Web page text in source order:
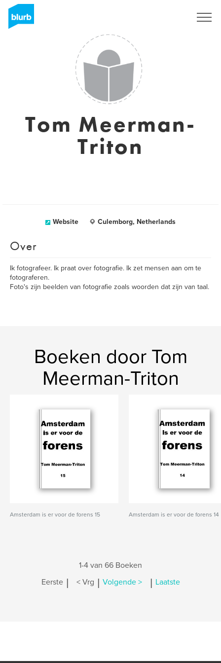
Tom Meerman-
Triton
Website Culemborg, Netherlands
Over
Ik fotografeer. Ik praat over fotografie. Ik zet mensen aan om te
fotograferen.
Foto's zijn beelden van fotografie zoals woorden dat zijn van taal.
Boeken door Tom
Meerman-Triton
Amsterdam is er voor de forens 15 Amsterdam is er voor de forens 14
1-4 van 66 Boeken
Eerste | < Vrg | Volgende > | Laatste